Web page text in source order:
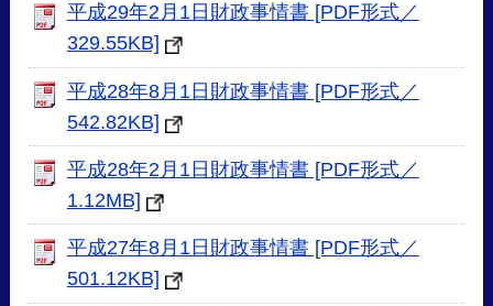
平成29年2月1日財政事情書 [PDF形式／
329.55KB]
平成28年8月1日財政事情書 [PDF形式／
542.82KB]
平成28年2月1日財政事情書 [PDF形式／
1.12MB]
平成27年8月1日財政事情書 [PDF形式／
501.12KB]